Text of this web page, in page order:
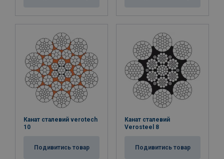
Канат сталевий verotech
10
Подивитись товар
Канат сталевий
Verosteel 8
Подивитись товар